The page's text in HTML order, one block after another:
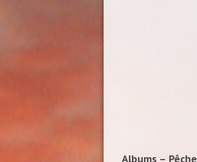
Albums – Pêche